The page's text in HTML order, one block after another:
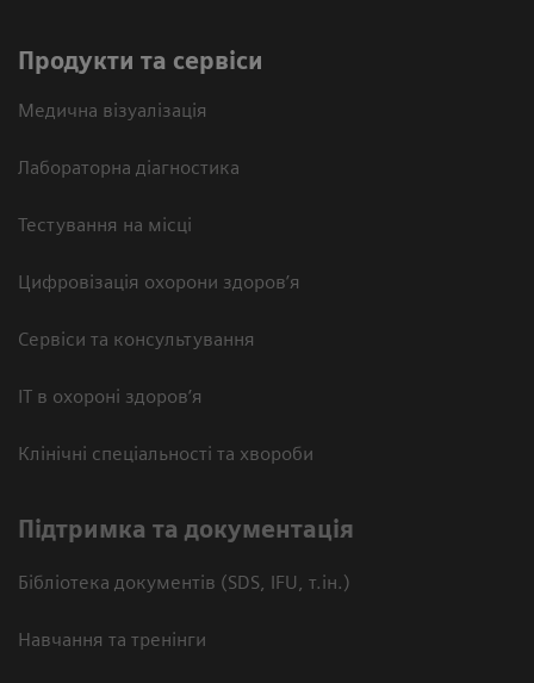
Продукти та сервіси
Медична візуалізація
Лабораторна діагностика
Тестування на місці
Цифровізація охорони здоров’я
Сервіси та консультування
ІТ в охороні здоров’я
Клінічні спеціальності та хвороби
Підтримка та документація
Бібліотека документів (SDS, IFU, т.ін.)
Навчання та тренінги